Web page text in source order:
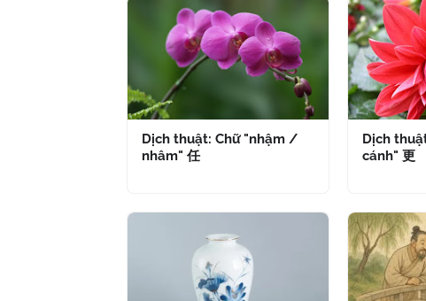
Dịch thuật: Chữ "nhậm /
nhâm" 任
Dịch
cánh" 更